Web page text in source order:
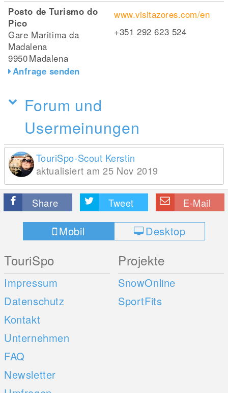
Posto de Turismo do
Pico
Gare Maritima da
Madalena
9950Madalena
Anfrage senden
www.visitazores.com/en
+351 292 623 524
Forum und
Usermeinungen
TouriSpo-Scout Kerstin
aktualisiert am 25 Nov 2019
Share Tweet E-Mail
Mobil Desktop
TouriSpo
Impressum
Datenschutz
Kontakt
Unternehmen
FAQ
Newsletter
Projekte
SnowOnline
SportFits